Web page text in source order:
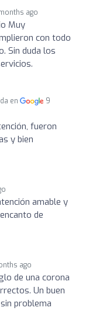
ago
Muy
con todo
Sin duda los
en
9
fueron
y bien
amable y
de
ago
de una corona
Un buen
problema